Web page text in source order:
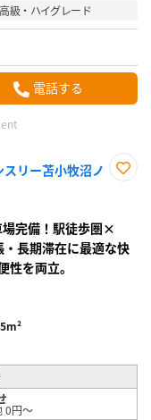
高級・ハイグレード
電話する
スリー苫小牧沼ノ
録
完備！駅徒歩圏×
長期滞在に最適な快
性を両立。
0円～